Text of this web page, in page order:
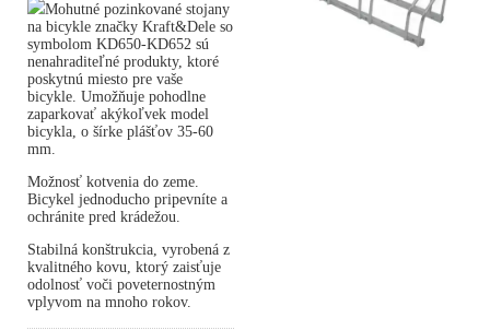
Mohutné pozinkované stojany
na bicykle značky Kraft&Dele so
symbolom KD650-KD652 sú
nenahraditeľné produkty, ktoré
poskytnú miesto pre vaše
bicykle. Umožňuje pohodlne
zaparkovať akýkoľvek model
bicykla, o šírke plášťov 35-60
mm.
Možnosť kotvenia do zeme.
Bicykel jednoducho pripevníte a
ochránite pred krádežou.
Stabilná konštrukcia, vyrobená z
kvalitného kovu, ktorý zaisťuje
odolnosť voči poveternostným
vplyvom na mnoho rokov.